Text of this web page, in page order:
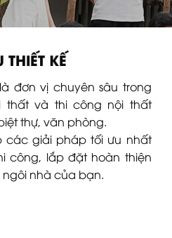
KẾ
đơn vị chuyên sâu trong
thất và thi công nội thất
thự, văn phòng.
các giải pháp tối ưu nhất
công, lắp đặt hoàn thiện
nhà của bạn.